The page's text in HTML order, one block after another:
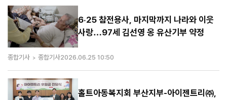
6·25 참전용사, 마지막까지 나라와 이웃
사랑…97세 김선영 옹 유산기부 약정
종합기사 종합기사2026.06.25 10:50
홀트아동복지회 부산지부-아이젠트리㈜,